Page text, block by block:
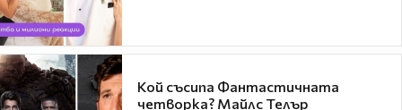
Кой съсипа Фантастичната
четворка? Майлс Телър